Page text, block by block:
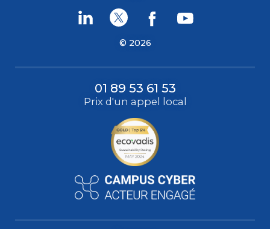
Facebook Youtube
© 2026
01 89 53 61 53
Prix d'un appel local